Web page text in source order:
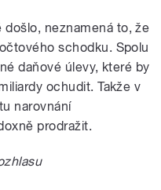
neznamená to, že
schodku. Spolu
daňové úlevy, které by
ochudit. Takže v
narovnání
prodražit.